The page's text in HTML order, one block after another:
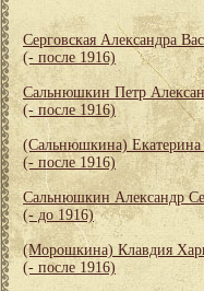
Серговская Александра
(- после 1916)
Сальнюшкин Петр
(- после 1916)
(Сальнюшкина) Екатерина
(- после 1916)
Сальнюшкин Александр
(- до 1916)
(Морошкина) Клавдия
(- после 1916)